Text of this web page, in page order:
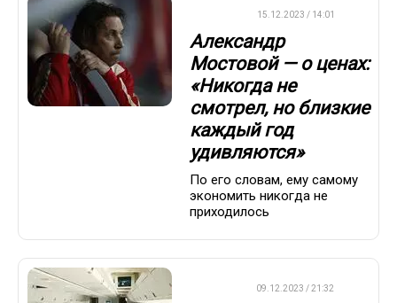
15.12.2023 / 14:01
Александр
Мостовой — о ценах:
«Никогда не
смотрел, но близкие
каждый год
удивляются»
По его словам, ему самому
экономить никогда не
приходилось
09.12.2023 / 21:32